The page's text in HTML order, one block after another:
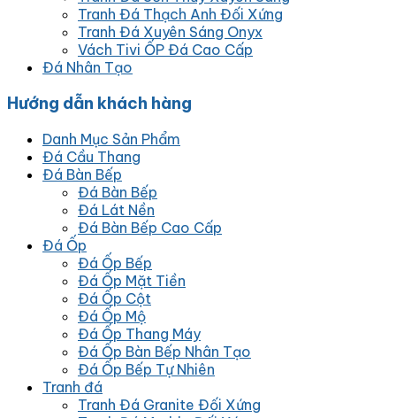
Tranh Đá Thạch Anh Đối Xứng
Tranh Đá Xuyên Sáng Onyx
Vách Tivi ỐP Đá Cao Cấp
Đá Nhân Tạo
Hướng dẫn khách hàng
Danh Mục Sản Phẩm
Đá Cầu Thang
Đá Bàn Bếp
Đá Bàn Bếp
Đá Lát Nền
Đá Bàn Bếp Cao Cấp
Đá Ốp
Đá Ốp Bếp
Đá Ốp Mặt Tiền
Đá Ốp Cột
Đá Ốp Mộ
Đá Ốp Thang Máy
Đá Ốp Bàn Bếp Nhân Tạo
Đá Ốp Bếp Tự Nhiên
Tranh đá
Tranh Đá Granite Đối Xứng